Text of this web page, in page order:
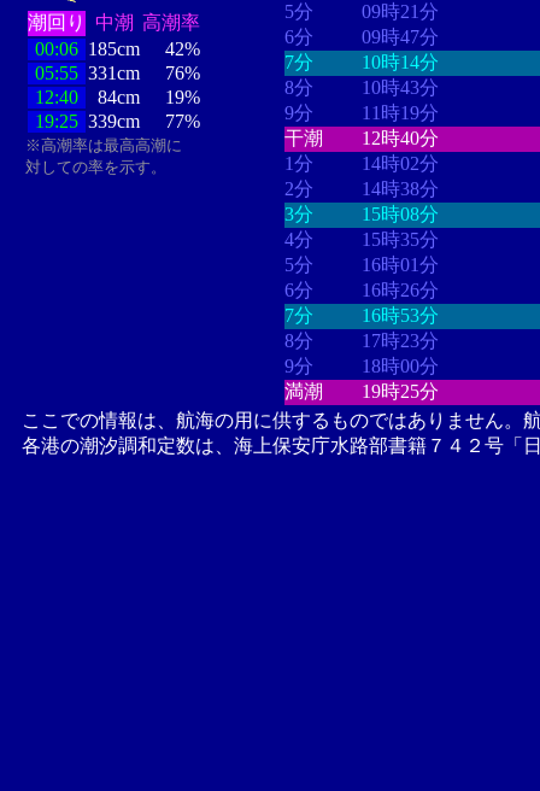
潮回り 中潮 高潮率
00:06 185cm
42%
05:55 331cm
76%
12:40
84cm
19%
19:25 339cm 77%
※高潮率は最高高潮に
対しての率を示す。
5分
09時21分
6分
09時47分
7分
10時14分
8分
10時43分
9分
11時19分
干潮
12時40分
1分
14時02分
2分
14時38分
3分
15時08分
4分
15時35分
5分
16時01分
6分
16時26分
7分
16時53分
8分
17時23分
9分
18時00分
満潮
19時25分
ここでの情報は、航海の用に供するものではありません。
各港の潮汐調和定数は、海上保安庁水路部書籍７４２号「